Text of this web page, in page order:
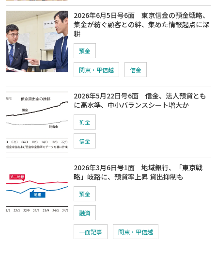
2026年6月5日号6面 東京信金の預金戦略、
集金が紡ぐ顧客との絆、集めた情報起点に深
耕
預金
関東・甲信越 信金
2026年5月22日号6面 信金、法人預貸とも
に高水準、中小バランスシート増大か
預金
信金
2026年3月6日号1面 地域銀行、「東京戦
略」岐路に、預貸率上昇 貸出抑制も
預金
融資
一面記事 関東・甲信越